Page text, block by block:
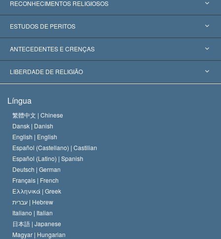
RECONHECIMENTOS RELIGIOSOS
Estados Unidos
Reconhecimentos Mundiais
Decisões Históricas
ESTUDOS DE PERITOS
Apreciações por Categoria
Os Peritos Mais Proeminentes do Mundo
ANTECEDENTES E CRENÇAS
L. Ron Hubbard
O Credo da Igreja de Scientology
O Código de Um Scientologist
David Miscavige
LIBERDADE DE RELIGIÃO
Normas Internacionais de Direitos Humanos
Proclamação sobre Religião
Língua
繁體中文 | Chinese
Dansk | Danish
English | English
Español (Castellano) | Castilian
Español (Latino) | Spanish
Deutsch | German
Français | French
Ελληνικά | Greek
עברית | Hebrew
Italiano | Italian
日本語 | Japanese
Magyar | Hungarian